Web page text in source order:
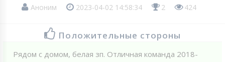
Аноним 2023-04-02 14:58:34 2 424
Положительные стороны
Рядом с домом, белая зп. Отличная команда 2018-